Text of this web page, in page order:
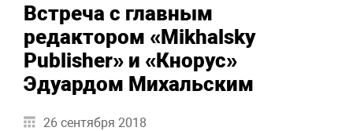
Встреча с главным
редактором «Mikhalsky
Publisher» и «Кнорус»
Эдуардом Михальским
26 сентября 2018